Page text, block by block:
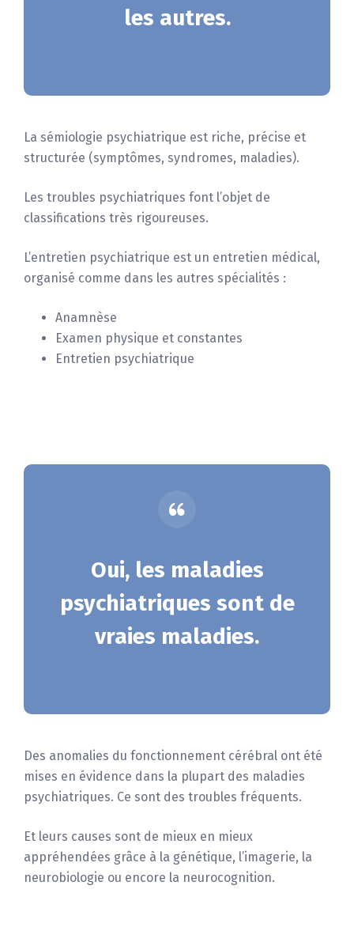
les autres.
La sémiologie psychiatrique est riche, précise et
structurée (symptômes, syndromes, maladies).
Les troubles psychiatriques font l’objet de
classifications très rigoureuses.
L’entretien psychiatrique est un entretien médical,
organisé comme dans les autres spécialités :
Anamnèse
Examen physique et constantes
Entretien psychiatrique
Des anomalies du fonctionnement cérébral ont été
mises en évidence dans la plupart des maladies
psychiatriques. Ce sont des troubles fréquents.
Et leurs causes sont de mieux en mieux
appréhendées grâce à la génétique, l’imagerie, la
neurobiologie ou encore la neurocognition.
Oui, les maladies
psychiatriques sont de
vraies maladies.